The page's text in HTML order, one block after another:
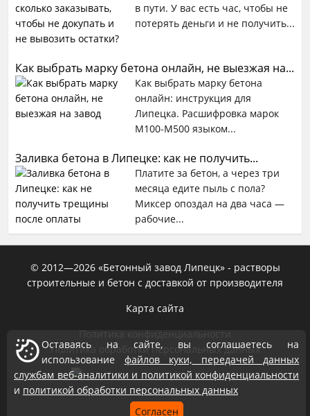
в пути. У вас есть час, чтобы не
потерять деньги и не получить...
Как выбрать марку бетона онлайн, не выезжая на...
Как выбрать марку бетона
онлайн: инструкция для
Липецка. Расшифровка марок
М100-М500 языком...
Заливка бетона в Липецке: как не получить...
Платите за бетон, а через три
месяца едите пыль с пола?
Миксер опоздал на два часа —
рабочие...
© 2012—2026«Бетонный завод Липецк» - растворы
строительные и бетон с доставкой от производителя
Карта сайта
Политика конфиденциальности
Политика обработки персональных данных
Оставаясь на сайте, вы соглашаетесь на
использование файлов куки, передачей данных
службам веб-аналитики и политикой конфиденциальности
и политикой обработки персональных данных
Согласен